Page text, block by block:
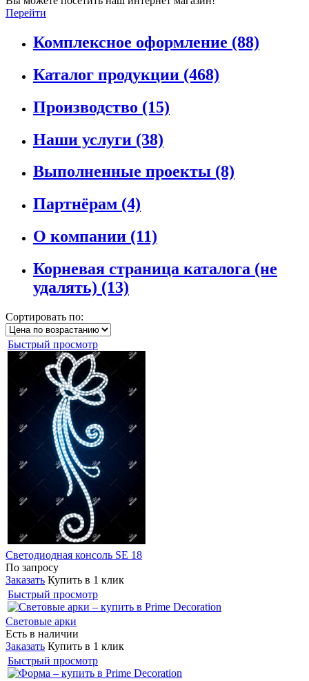
Перейти
Комплексное оформление (88)
Каталог продукции (468)
Производство (15)
Наши услуги (38)
Выполненные проекты (8)
Партнёрам (4)
О компании (11)
Корневая страница каталога (не
удалять) (13)
Сортировать по:
Быстрый просмотр
Светодиодная консоль SE 18
По запросу
Заказать Купить в 1 клик
Быстрый просмотр
Световые арки
Есть в наличии
Заказать Купить в 1 клик
Быстрый просмотр